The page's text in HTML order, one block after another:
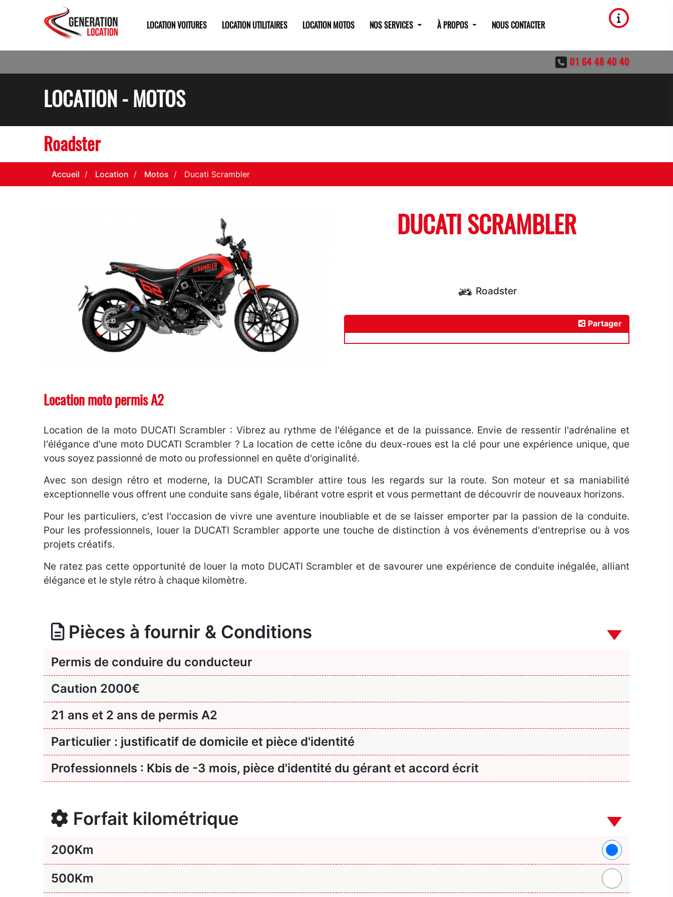
LOCATION VOITURES LOCATION UTILITAIRES LOCATION MOTOS NOS SERVICES À PROPOS NOUS CONTACTER
01 64 48 40 40
LOCATION - MOTOS
Roadster
Accueil Location Motos Ducati Scrambler
DUCATI SCRAMBLER
Roadster
Partager
Location moto permis A2
Location de la moto DUCATI Scrambler : Vibrez au rythme de l'élégance et de la puissance. Envie de ressentir l'adrénaline et
l'élégance d'une moto DUCATI Scrambler ? La location de cette icône du deux-roues est la clé pour une expérience unique, que
vous soyez passionné de moto ou professionnel en quête d'originalité.
Avec son design rétro et moderne, la DUCATI Scrambler attire tous les regards sur la route. Son moteur et sa maniabilité
exceptionnelle vous offrent une conduite sans égale, libérant votre esprit et vous permettant de découvrir de nouveaux horizons.
Pour les particuliers, c'est l'occasion de vivre une aventure inoubliable et de se laisser emporter par la passion de la conduite.
Pour les professionnels, louer la DUCATI Scrambler apporte une touche de distinction à vos événements d'entreprise ou à vos
projets créatifs.
Ne ratez pas cette opportunité de louer la moto DUCATI Scrambler et de savourer une expérience de conduite inégalée, alliant
élégance et le style rétro à chaque kilomètre.
Pièces à fournir & Conditions
Permis de conduire du conducteur
Caution 2000€
21 ans et 2 ans de permis A2
Particulier : justificatif de domicile et pièce d'identité
Professionnels : Kbis de -3 mois, pièce d'identité du gérant et accord écrit
Forfait kilométrique
200Km
500Km